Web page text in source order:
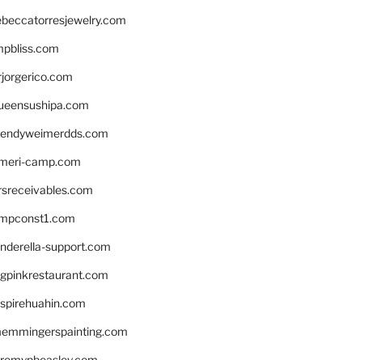
camp.com
support.com